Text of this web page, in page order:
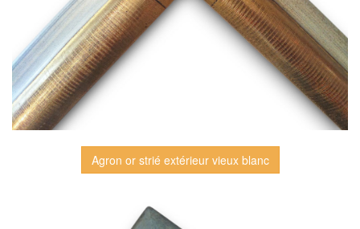
Agron or strié extérieur vieux blanc